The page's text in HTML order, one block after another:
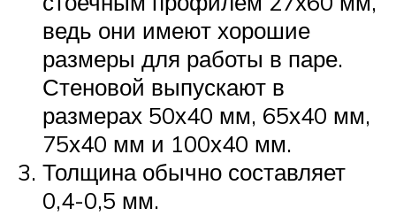
ведь они имеют хорошие
размеры для работы в паре.
Стеновой выпускают в
размерах 50х40 мм, 65х40 мм,
75х40 мм и 100х40 мм.
Толщина обычно составляет
0,4-0,5 мм.